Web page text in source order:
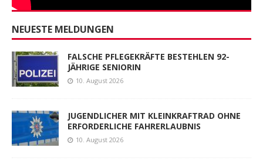
NEUESTE MELDUNGEN
FALSCHE PFLEGEKRÄFTE BESTEHLEN 92-
JÄHRIGE SENIORIN
10. August 2026
JUGENDLICHER MIT KLEINKRAFTRAD OHNE
ERFORDERLICHE FAHRERLAUBNIS
10. August 2026